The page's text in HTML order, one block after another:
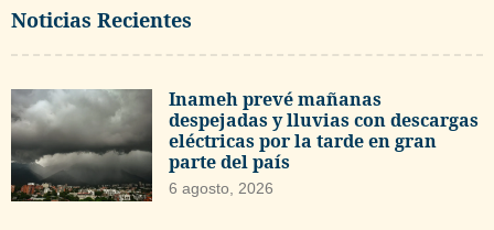
Noticias Recientes
Inameh prevé mañanas
despejadas y lluvias con descargas
eléctricas por la tarde en gran
parte del país
6 agosto, 2026